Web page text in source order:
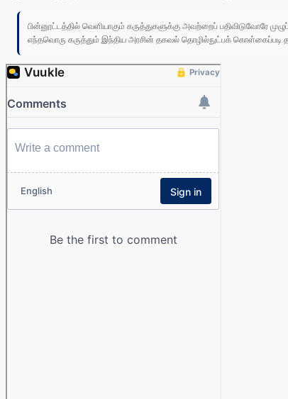
பின்னூட்டத்தில் வெளியாகும் கருத்துகளுக்கு அவற்றைப் பதிவிடுவோரே
எந்தவொரு கருத்தும் இந்திய அரசின் தகவல் தொழில்நுட்பக் கொள்கைப்படி